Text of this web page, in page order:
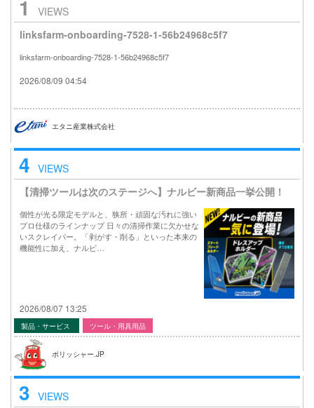
1
VIEWS
linksfarm-onboarding-7528-1-56b24968c5f7
linksfarm-onboarding-7528-1-56b24968c5f7
2026/08/09 04:54
エタニ産業株式会社
4 VIEWS
【清掃ツールは次のステージへ】ナルビー新商品一挙公開！
個性が光る限定モデルと、狭所・頑固な汚れに強い
プロ仕様のラインナップ 日々の清掃作業に欠かせな
いスクレイパー。「剥がす・削る」といった本来の
機能性に加え、ナルビ…
2026/08/07 13:25
製品・サービス ツール・用具用品
ポリッシャー.JP
3 VIEWS